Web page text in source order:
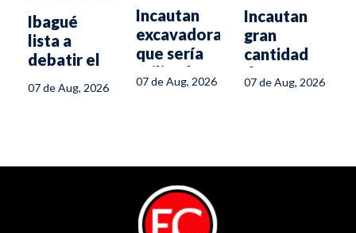
Ibagué
lista a
debatir el
el futuro
07 de Aug, 2026
Incautan
excavadora
que sería
utilizada
para
Tolima
07 de Aug, 2026
Incautan
gran
cantidad
de
marihuana
munición
07 de Aug, 2026